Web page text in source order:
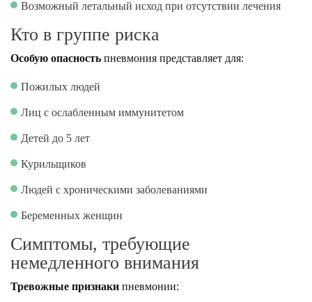
Возможный летальный исход при отсутствии лечения
Кто в группе риска
Особую опасность пневмония представляет для:
Пожилых людей
Лиц с ослабленным иммунитетом
Детей до 5 лет
Курильщиков
Людей с хроническими заболеваниями
Беременных женщин
Симптомы, требующие
немедленного внимания
Тревожные признаки пневмонии: